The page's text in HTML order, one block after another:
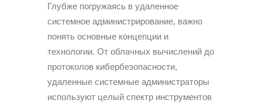
Глубже погружаясь в удаленное
системное администрирование, важно
понять основные концепции и
технологии. От облачных вычислений до
протоколов кибербезопасности,
удаленные системные администраторы
используют целый спектр инструментов